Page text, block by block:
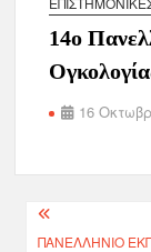
14ο
16
ΠΑΝΕΛΛΉΝΙΟ